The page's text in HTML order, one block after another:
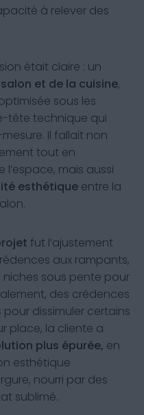
à relever des
était claire : un
et de la cuisine,
sous les
tête technique qui
Il fallait non
tout en
mais aussi
esthétique entre la
fut l’ajustement
aux rampants,
sous pente pour
des crédences
dissimuler certains
place, la cliente a
plus épurée, en
esthétique
nourri par des
sublimé.